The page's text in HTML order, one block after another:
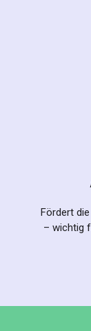
Fördert
– wichtig